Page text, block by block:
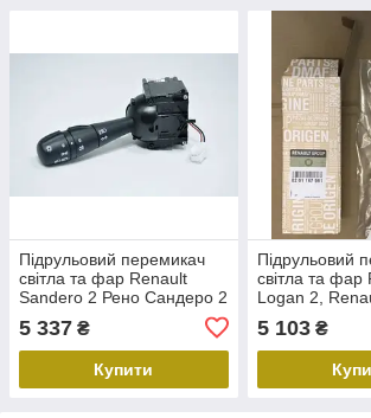
Підрульовий перемикач
світла та фар Renault
Sandero 2 Рено Сандеро 2
255407916R
5 337 ₴
Купити
Підрульовий
світла та фар
Logan 2,
Оригінал
255403924R
5 103₴